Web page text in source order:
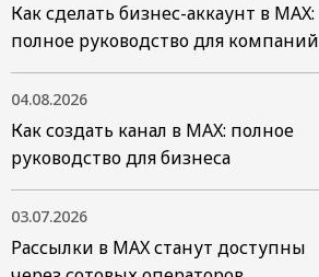
Как сделать бизнес-аккаунт в MAX:
полное руководство для компаний
04.08.2026
Как создать канал в MAX: полное
руководство для бизнеса
03.07.2026
Рассылки в MAX станут доступны